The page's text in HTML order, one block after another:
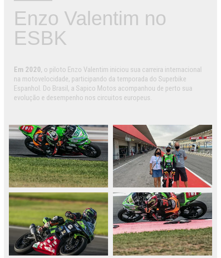
Enzo Valentim no
ESBK
Em 2020, o piloto Enzo Valentim iniciou sua carreira internacional
na motovelocidade, participando da temporada do Superbike
Espanhol. Do Brasil, a Sapico Motos acompanhou de perto sua
evolução e desempenho nos circuitos europeus.